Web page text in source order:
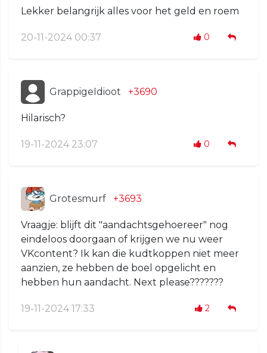
Lekker belangrijk alles voor het geld en roem
20-11-2024 00:37 0
GrappigeIdioot +3690
Hilarisch?
19-11-2024 23:07 0
Grotesmurf +3693
Vraagje: blijft dit "aandachtsgehoereer" nog
eindeloos doorgaan of krijgen we nu weer
VKcontent? Ik kan die kudtkoppen niet meer
aanzien, ze hebben de boel opgelicht en
hebben hun aandacht. Next please???????
19-11-2024 17:33 2